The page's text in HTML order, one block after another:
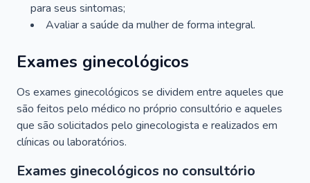
para seus sintomas;
Avaliar a saúde da mulher de forma integral.
Exames ginecológicos
Os exames ginecológicos se dividem entre aqueles que
são feitos pelo médico no próprio consultório e aqueles
que são solicitados pelo ginecologista e realizados em
clínicas ou laboratórios.
Exames ginecológicos no consultório